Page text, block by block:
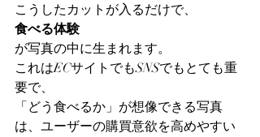
こうしたカットが入るだけで、
食べる体験
が写真の中に生まれます。
これはECサイトでもSNSでもとても重
要で、
「どう食べるか」が想像できる写真
は、ユーザーの購買意欲を高めやすい